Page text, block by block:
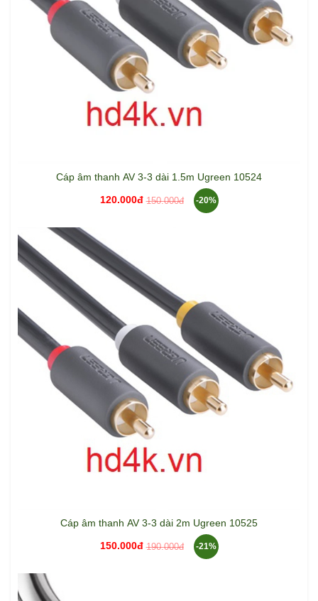
Cáp âm thanh AV 3-3 dài 1.5m Ugreen 10524
120.000đ 150.000đ -20%
Cáp âm thanh AV 3-3 dài 2m Ugreen 10525
150.000đ 190.000đ -21%